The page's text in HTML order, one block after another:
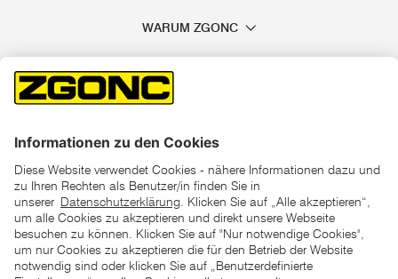
WARUM ZGONC
*der "statt"-Preis ist der niedrigste von uns in den letzten 30
Tagen vor Beginn dieser Aktion verlangte Preis